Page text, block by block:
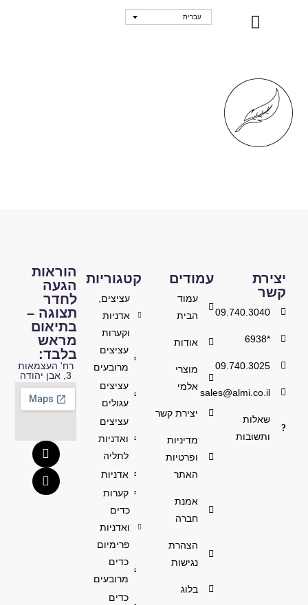
עברית
הוראות
הגעה
לחדר
תצוגה –
בתיאום
מראש
בלבד:
רח' העצמאות
3, אבן יהודה
קטגוריות
עציצים,
אדניות
וקערות
עציצים
מרובעים
עציצים
עגולים
עציצים
ואדניות
לתליה
אדניות
קערות
כדים
ואדניות
פרימיום
כדים
מרובעים
כדים
עמודים
עמוד
הבית
אודות
מוצרי
אלמי
יצירת קשר
מדיניות
ופרטיות
האתר
אמנת
חברה
הצהרת
נגישות
בלוג
יצירת
קשר
09.740.3040
*6938
09.740.3025
sales@almi.co.il
שאלות
ותשובות